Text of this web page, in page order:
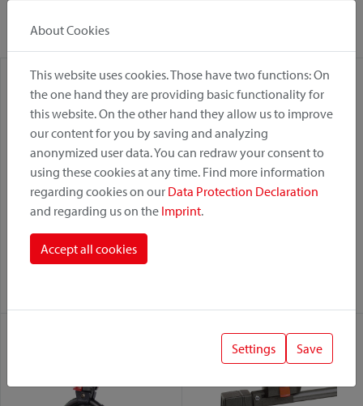
Adaptateur Mini
Variante:
About Cookies
This website uses cookies. Those have two functions: On
the one hand they are providing basic functionality for
this website. On the other hand they allow us to improve
our content for you by saving and analyzing
anonymized user data. You can redraw your consent to
using these cookies at any time. Find more information
regarding cookies on our Data Protection Declaration
and regarding us on the Imprint.
Accept all cookies
Settings Save